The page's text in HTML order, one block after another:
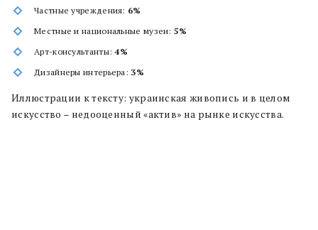
Частные учреждения: 6%
Местные и национальные музеи:5%
Арт-консультанты:4%
Дизайнеры интерьера: 3%
Иллюстрации к тексту: украинская живопись и в целом
искусство – недооценный «актив» на рынке искусства.